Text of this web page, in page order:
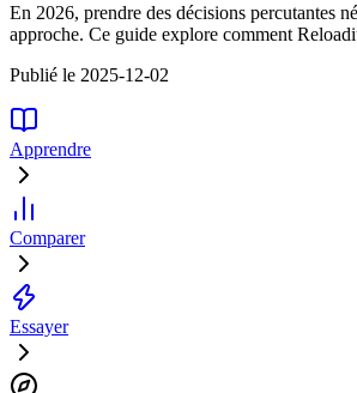
En 2026, prendre des décisions percutantes
approche. Ce guide explore comment
Publié le 2025-12-02
Apprendre
Comparer
Essayer